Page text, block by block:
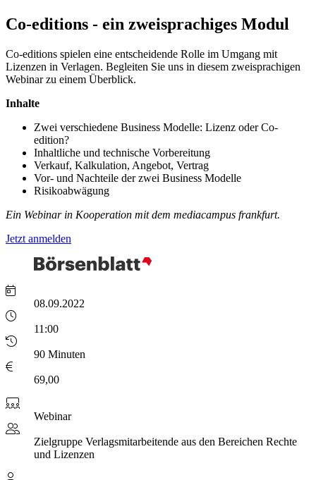
Co-editions - ein zweisprachiges Modul
Co-editions spielen eine entscheidende Rolle im Umgang mit
Lizenzen in Verlagen. Begleiten Sie uns in diesem zweisprachigen
Webinar zu einem Überblick.
Inhalte
Zwei verschiedene Business Modelle: Lizenz oder Co-
edition?
Inhaltliche und technische Vorbereitung
Verkauf, Kalkulation, Angebot, Vertrag
Vor- und Nachteile der zwei Business Modelle
Risikoabwägung
Ein Webinar in Kooperation mit dem mediacampus frankfurt.
Jetzt anmelden
08.09.2022
11:00
90 Minuten
69,00
Webinar
Zielgruppe Verlagsmitarbeitende aus den Bereichen Rechte
und Lizenzen